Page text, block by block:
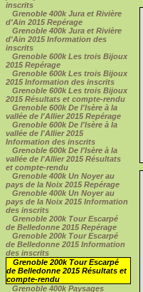
inscrits
Grenoble 400k Jura et Rivière
d'Ain 2015 Repérage
Grenoble 400k Jura et Rivière
d'Ain 2015 Information des
inscrits
Grenoble 600k Les trois Bijoux
2015 Repérage
Grenoble 600k Les trois Bijoux
2015 Information des inscrits
Grenoble 600k Les trois Bijoux
2015 Résultats et compte-rendu
Grenoble 600k De l'Isère à la
vallée de l'Allier 2015 Repérage
Grenoble 600k De l'Isère à la
vallée de l'Allier 2015
Information des inscrits
Grenoble 600k De l'Isère à la
vallée de l'Allier 2015 Résultats
et compte-rendu
Grenoble 400k Un Noyer au
pays de la Noix 2015 Repérage
Grenoble 400k Un Noyer au
pays de la Noix 2015 Information
des inscrits
Grenoble 200k Tour Escarpé
de Belledonne 2015 Repérage
Grenoble 200k Tour Escarpé
de Belledonne 2015 Information
des inscrits
Grenoble 200k Tour Escarpé
de Belledonne 2015 Résultats et
compte-rendu
Grenoble 400k Paysages